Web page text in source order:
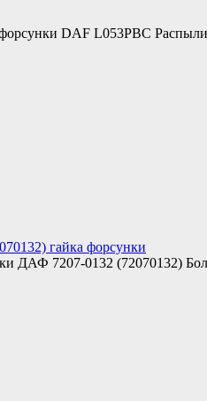
DAF L053PBC
гайка форсунки
ДАФ 7207-0132 (72070132)